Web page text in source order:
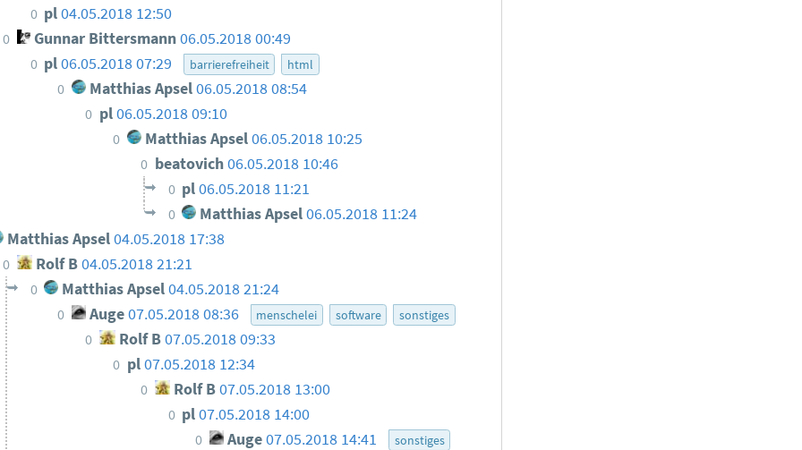
0 pl04.05.2018 12:50
0 Gunnar Bittersmann 06.05.2018 00:49
0 pl06.05.2018 07:29 barrierefreiheit html
0 Matthias Apsel06.05.2018 08:54
0 pl06.05.2018 09:10
0 Matthias Apsel06.05.2018 10:25
0 beatovich06.05.2018 10:46
0 pl06.05.2018 11:21
0 Matthias Apsel06.05.2018 11:24
Matthias Apsel04.05.2018 17:38
0 Rolf B04.05.2018 21:21
0 Matthias Apsel04.05.2018 21:24
0 Auge07.05.2018 08:36 menschelei software sonstiges
0 Rolf B07.05.2018 09:33
0 pl07.05.2018 12:34
0 Rolf B07.05.2018 13:00
0 pl07.05.2018 14:00
0 Auge07.05.2018 14:41 sonstiges